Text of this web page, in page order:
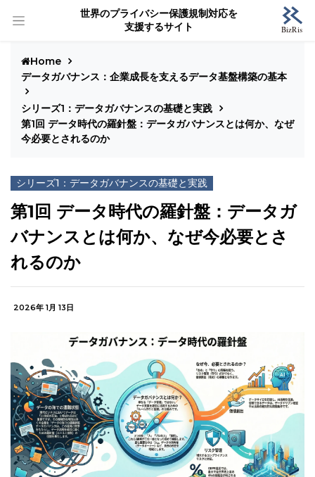
世界のプライバシー保護規制対応を
支援するサイト
Home
データガバナンス：企業成長を支えるデータ基盤構築の基本
シリーズ1：データガバナンスの基礎と実践
第1回 データ時代の羅針盤：データガバナンスとは何か、なぜ
今必要とされるのか
シリーズ1：データガバナンスの基礎と実践
第1回 データ時代の羅針盤：データガ
バナンスとは何か、なぜ今必要とさ
れるのか
2026年 1月 13日